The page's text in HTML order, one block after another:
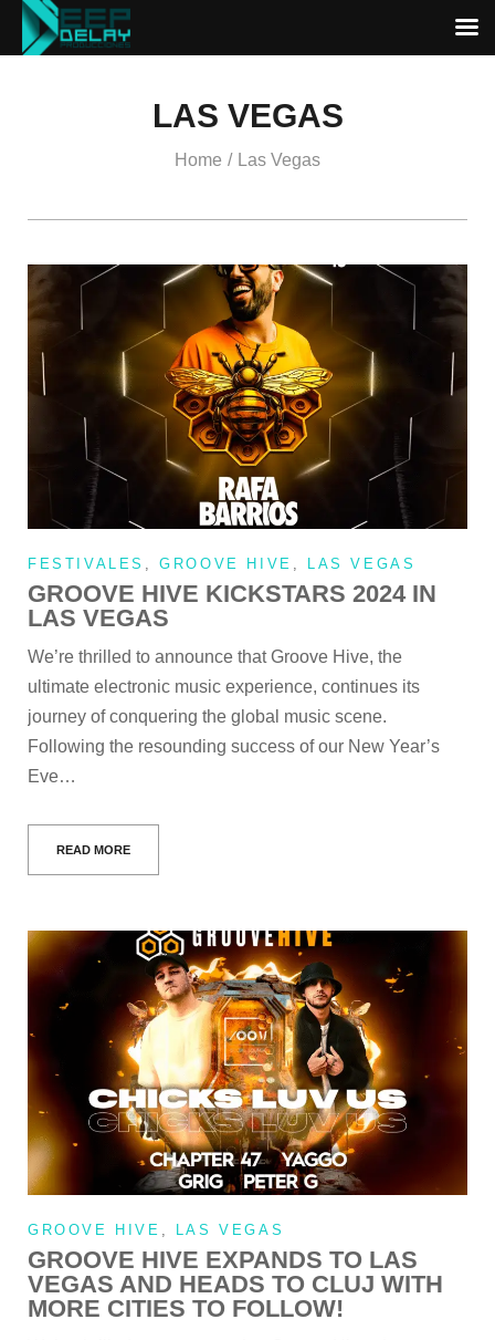
LAS VEGAS
Home / Las Vegas
FESTIVALES ,GROOVE HIVE , LAS VEGAS
GROOVE HIVE KICKSTARS 2024 IN
LAS VEGAS
We’re thrilled to announce that Groove Hive, the
ultimate electronic music experience, continues its
journey of conquering the global music scene.
Following the resounding success of our New Year’s
Eve…
READ MORE
GROOVE HIVE LAS VEGAS
GROOVE HIVE EXPANDS TO LAS
VEGAS AND HEADS TO CLUJ WITH
MORE CITIES TO FOLLOW!